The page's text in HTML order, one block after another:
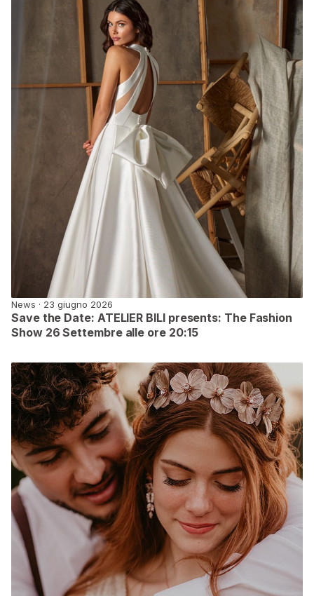
News · 23 giugno 2026
Save the Date: ATELIER BILI presents: The Fashion
Show 26 Settembre alle ore 20:15